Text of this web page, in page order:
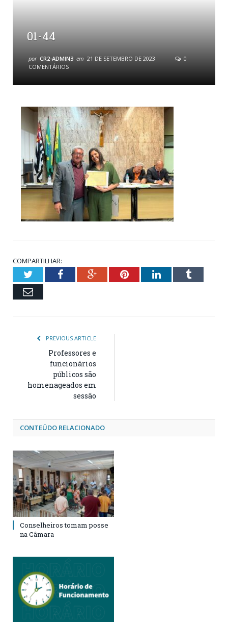
01-44
por CR2-ADMIN3 em 21 DE SETEMBRO DE 2023
0
COMENTÁRIOS
COMPARTILHAR:
TwitterFacebookGoogle+PinterestLinkedInTumblr
Email
PREVIOUS ARTICLE
Professores e
funcionários
públicos são
homenageados em
sessão
CONTEÚDO RELACIONADO
Conselheiros tomam posse
na Câmara